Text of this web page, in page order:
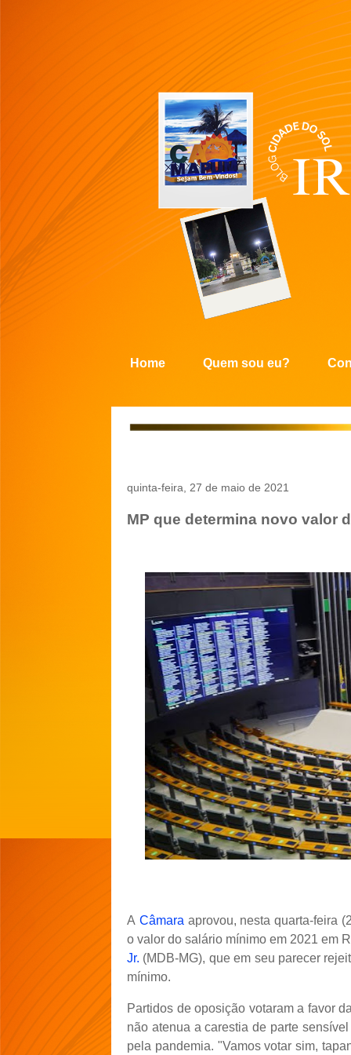
Home Quem sou eu?
quinta-feira, 27 de maio de 2021
MP que determina novo valor
A Câmara aprovou, nesta quarta-feira
o valor do salário mínimo em 2021 em
Jr. (MDB-MG), que em seu parecer
mínimo.
Partidos de oposição votaram a favor
não atenua a carestia de parte
pela pandemia. "Vamos votar sim,